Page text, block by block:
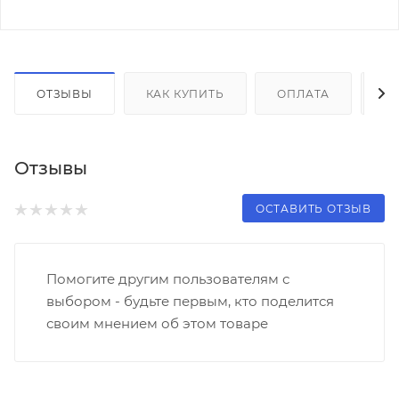
ОТЗЫВЫ КАК КУПИТЬ ОПЛАТА
Отзывы
ОСТАВИТЬ ОТЗЫВ
Помогите другим пользователям с
выбором - будьте первым, кто поделится
своим мнением об этом товаре